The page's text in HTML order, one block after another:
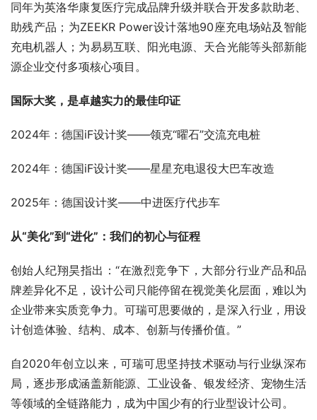
同年为英洛华康复医疗完成品牌升级并联合开发多款助老、
助残产品；为ZEEKR Power设计落地90座充电场站及智能
充电机器人；为易易互联、阳光电源、天合光能等头部新能
源企业交付多项核心项目。
国际大奖，是卓越实力的最佳印证
2024年：德国iF设计奖——领克“曜石”交流充电桩
2024年：德国iF设计奖——星星充电退役大巴车改造
2025年：德国设计奖——中进医疗代步车
从“美化”到“进化”：我们的初心与征程
创始人纪翔昊指出：“在激烈竞争下，大部分行业产品和品
牌差异化不足，设计公司只能停留在视觉美化层面，难以为
企业带来实质竞争力。可瑞可思要做的，是深入行业，用设
计创造体验、结构、成本、创新与传播价值。”
自2020年创立以来，可瑞可思坚持技术驱动与行业纵深布
局，逐步形成涵盖新能源、工业设备、银发经济、宠物生活
等领域的全链路能力，成为中国少有的行业型设计公司。